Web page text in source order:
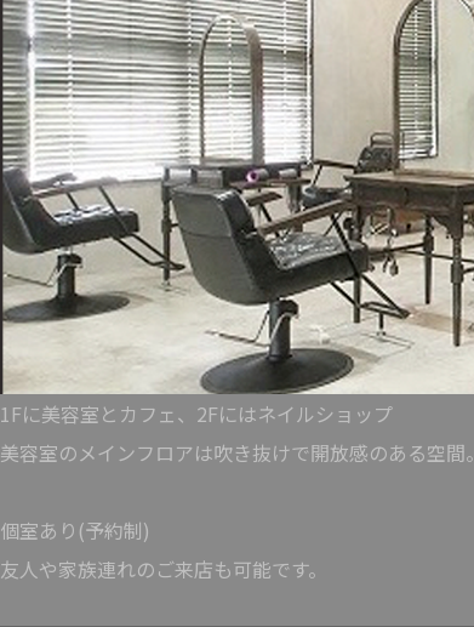
1Fに美容室とカフェ、2Fにはネイルショップ
美容室のメインフロアは吹き抜けで開放感のある空間。
個室あり(予約制)
友人や家族連れのご来店も可能です。